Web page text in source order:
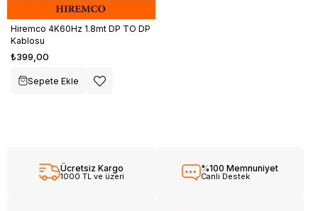
Hiremco 4K60Hz 1.8mt DP TO DP
Kablosu
₺399,00
Sepete Ekle
Ücretsiz Kargo
1000 TL ve üzeri
%100 Memnuniyet
Canlı Destek